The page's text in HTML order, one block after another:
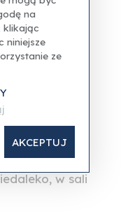
Signorelli,
Cesare da
dekoracji
na
dzieła
w sali
na
klikając
niniejsze
ze
AKCEPTUJ